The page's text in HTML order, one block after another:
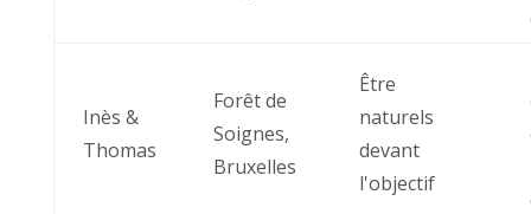
Inès &
Thomas
Forêt de
Soignes,
Bruxelles
Être
naturels
devant
l'objectif